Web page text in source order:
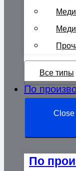
Все типы
По
Close
По